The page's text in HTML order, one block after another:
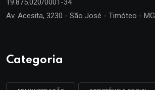
19.875.020/0001-34
Av. Acesita, 3230 - São José - Timóteo -
Categoria